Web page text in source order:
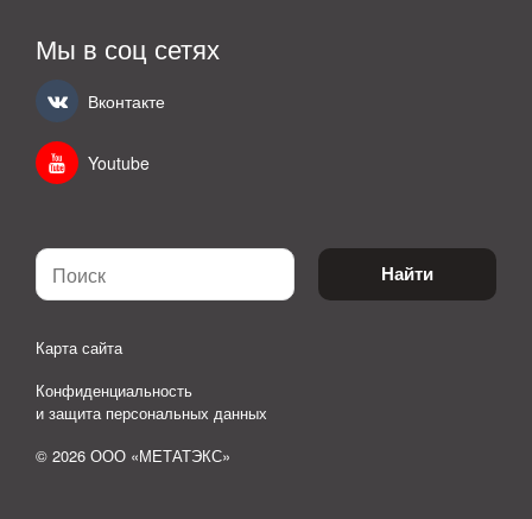
Мы в соц сетях
Вконтакте
Youtube
Найти
Карта сайта
Конфиденциальность
и защита персональных данных
© 2026 ООО «МЕТАТЭКС»